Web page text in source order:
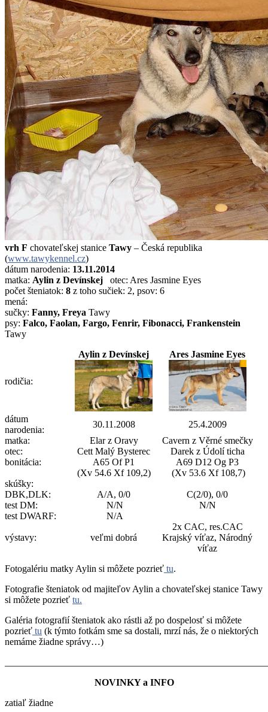
vrh F chovateľskej stanice Tawy – Česká republika
(www.tawykennel.cz)
dátum narodenia: 13.11.2014
matka: Aylin z Devínskej otec: Ares Jasmine Eyes
počet šteniatok: 8 z toho sučiek: 2, psov: 6
mená:
sučky: Fanny, Freya Tawy
psy: Falco, Faolan, Fargo, Fenrir, Fibonacci, Frankenstein
Tawy
rodičia:
Aylin z Devínskej Ares Jasmine Eyes
dátum
narodenia:
30.11.2008
25.4.2009
matka:
Elar z Oravy
Cavern z Věrné smečky
otec:
Cett Malý Bysterec
Darek z Údolí ticha
bonitácia:
A65 Of P1
A69 D12 Og P3
(Xv 54.6 Xf 109,2)
(Xv 53.6 Xf 108,7)
skúšky:
DBK,DLK:
A/A, 0/0
C(2/0), 0/0
test DM:
N/N
N/N
test DWARF:
N/A
výstavy: veľmi dobrá
2x CAC, res.CAC
Krajský víťaz, Národný
víťaz
Fotogalériu matky Aylin si môžete pozrieť tu.
Fotografie šteniatok od majiteľov Aylin a chovateľskej stanice Tawy
si môžete pozrieť tu.
Galéria fotografií šteniatok ako rástli až po dospelosť si môžete
pozrieť tu (k týmto fotkám sme sa dostali, mrzí nás, že o niektorých
nemáme žiadne správy…)
NOVINKY a INFO
zatiaľ žiadne